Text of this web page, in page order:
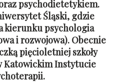
psychodietetykiem.
Śląski, gdzie
kierunku psychologia
i rozwojowa). Obecnie
pięcioletniej szkoły
Katowickim Instytucie